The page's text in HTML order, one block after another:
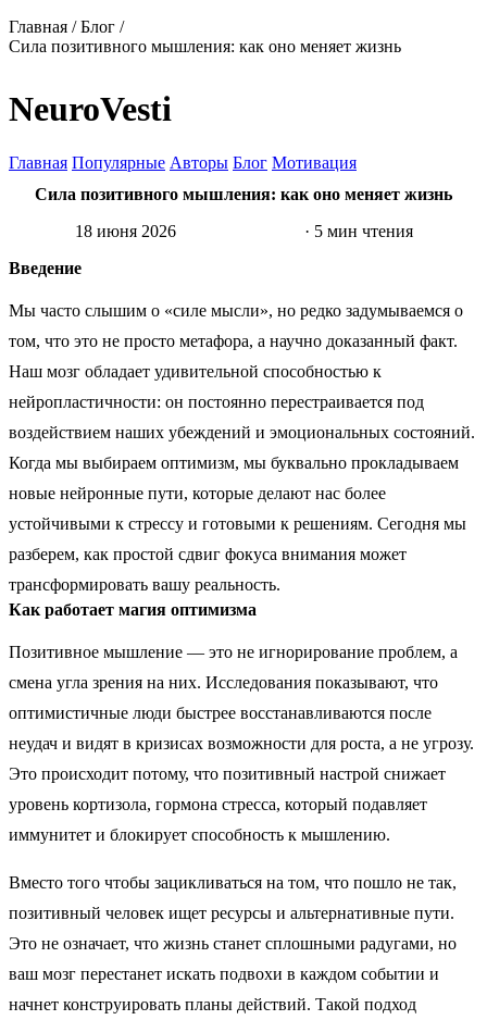
Главная / Блог /
Сила позитивного мышления: как оно меняет жизнь
NeuroVesti
Главная Популярные Авторы Блог Мотивация
Сила позитивного мышления: как оно меняет жизнь
18 июня 2026
· 5 мин чтения
Введение
Мы часто слышим о «силе мысли», но редко задумываемся о
том, что это не просто метафора, а научно доказанный факт.
Наш мозг обладает удивительной способностью к
нейропластичности: он постоянно перестраивается под
воздействием наших убеждений и эмоциональных состояний.
Когда мы выбираем оптимизм, мы буквально прокладываем
новые нейронные пути, которые делают нас более
устойчивыми к стрессу и готовыми к решениям. Сегодня мы
разберем, как простой сдвиг фокуса внимания может
трансформировать вашу реальность.
Как работает магия оптимизма
Позитивное мышление — это не игнорирование проблем, а
смена угла зрения на них. Исследования показывают, что
оптимистичные люди быстрее восстанавливаются после
неудач и видят в кризисах возможности для роста, а не угрозу.
Это происходит потому, что позитивный настрой снижает
уровень кортизола, гормона стресса, который подавляет
иммунитет и блокирует способность к мышлению.
Вместо того чтобы зацикливаться на том, что пошло не так,
позитивный человек ищет ресурсы и альтернативные пути.
Это не означает, что жизнь станет сплошными радугами, но
ваш мозг перестанет искать подвохи в каждом событии и
начнет конструировать планы действий. Такой подход